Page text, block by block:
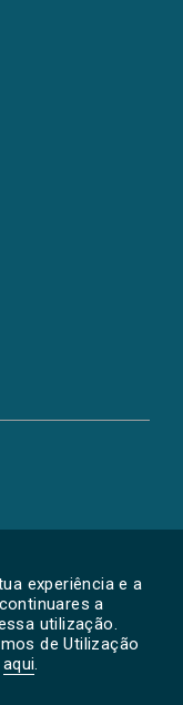
experiência e a
a
utilização.
de Utilização
aqui.